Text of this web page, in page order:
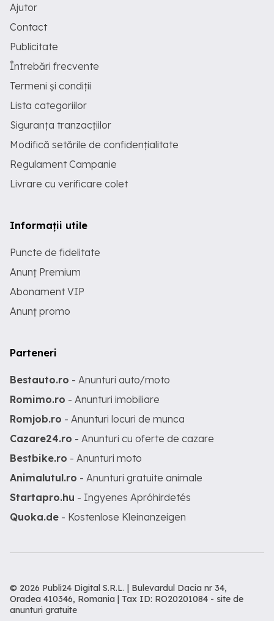
Ajutor
Contact
Publicitate
Întrebări frecvente
Termeni și condiții
Lista categoriilor
Siguranța tranzacțiilor
Modifică setările de confidențialitate
Regulament Campanie
Livrare cu verificare colet
Informații utile
Puncte de fidelitate
Anunț Premium
Abonament VIP
Anunț promo
Parteneri
Bestauto.ro - Anunturi auto/moto
Romimo.ro - Anunturi imobiliare
Romjob.ro - Anunturi locuri de munca
Cazare24.ro - Anunturi cu oferte de cazare
Bestbike.ro - Anunturi moto
Animalutul.ro - Anunturi gratuite animale
Startapro.hu - Ingyenes Apróhirdetés
Quoka.de - Kostenlose Kleinanzeigen
© 2026 Publi24 Digital S.R.L. | Bulevardul Dacia nr 34,
Oradea 410346, Romania | Tax ID: RO20201084 - site de
anunturi gratuite